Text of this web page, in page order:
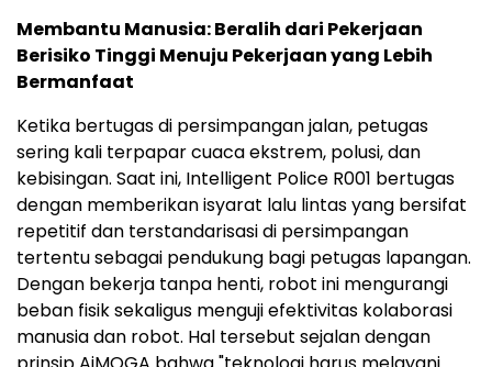
Membantu Manusia: Beralih dari Pekerjaan
Berisiko Tinggi Menuju Pekerjaan yang Lebih
Bermanfaat
Ketika bertugas di persimpangan jalan, petugas
sering kali terpapar cuaca ekstrem, polusi, dan
kebisingan. Saat ini, Intelligent Police R001 bertugas
dengan memberikan isyarat lalu lintas yang bersifat
repetitif dan terstandarisasi di persimpangan
tertentu sebagai pendukung bagi petugas lapangan.
Dengan bekerja tanpa henti, robot ini mengurangi
beban fisik sekaligus menguji efektivitas kolaborasi
manusia dan robot. Hal tersebut sejalan dengan